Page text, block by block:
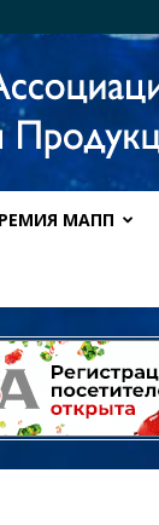
МАПП